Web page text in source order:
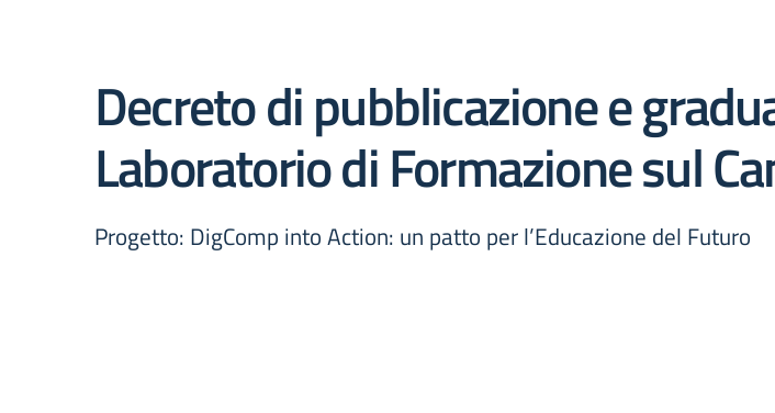
Decreto di pubblicazione e
Laboratorio di Formazione sul
Progetto: DigComp into Action: un patto per l’Educazione del Futuro